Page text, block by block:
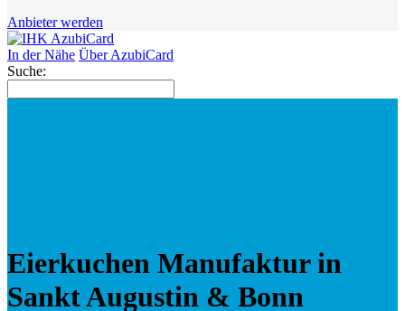
Anbieter werden
In der Nähe Über AzubiCard
Suche:
Eierkuchen Manufaktur in
Sankt Augustin & Bonn